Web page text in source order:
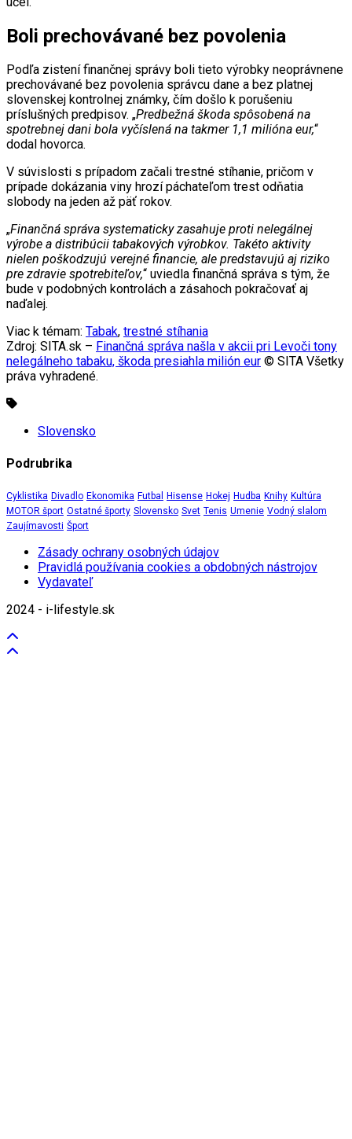
Boli prechovávané bez povolenia
Podľa zistení finančnej správy boli tieto výrobky neoprávnene
prechovávané bez povolenia správcu dane a bez platnej
slovenskej kontrolnej známky, čím došlo k porušeniu
príslušných predpisov. „Predbežná škoda spôsobená na
spotrebnej dani bola vyčíslená na takmer 1,1 milióna eur,“
dodal hovorca.
V súvislosti s prípadom začali trestné stíhanie, pričom v
prípade dokázania viny hrozí páchateľom trest odňatia
slobody na jeden až päť rokov.
„Finančná správa systematicky zasahuje proti nelegálnej
výrobe a distribúcii tabakových výrobkov. Takéto aktivity
nielen poškodzujú verejné financie, ale predstavujú aj riziko
pre zdravie spotrebiteľov,“ uviedla finančná správa s tým, že
bude v podobných kontrolách a zásahoch pokračovať aj
naďalej.
Viac k témam: Tabak, trestné stíhania
Zdroj: SITA.sk – Finančná správa našla v akcii pri Levoči tony
nelegálneho tabaku, škoda presiahla milión eur © SITA Všetky
práva vyhradené.
Slovensko
Podrubrika
Cyklistika Divadlo Ekonomika Futbal Hisense Hokej Hudba Knihy Kultúra
MOTOR šport Ostatné športy Slovensko Svet Tenis Umenie Vodný slalom
Zaujímavosti Šport
Zásady ochrany osobných údajov
Pravidlá používania cookies a obdobných nástrojov
Vydavateľ
2024 - i-lifestyle.sk